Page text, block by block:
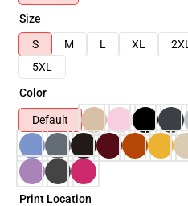
Size
S
M L XL 2XL
5XL
Color
Default
Print Location